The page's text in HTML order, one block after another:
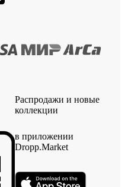
Распродажи и новые
коллекции
в приложении
Dropp.Market